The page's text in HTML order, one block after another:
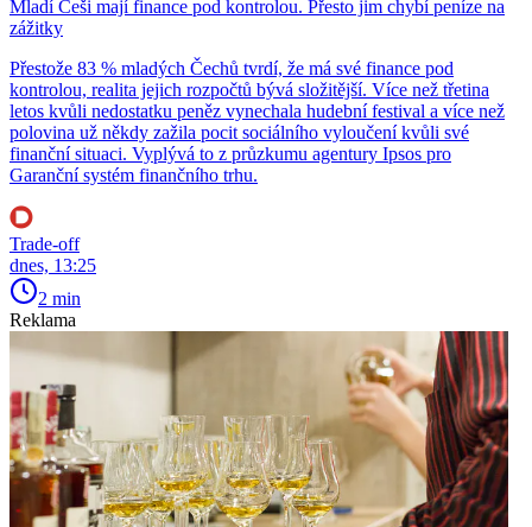
Mladí Češi mají finance pod kontrolou. Přesto jim chybí peníze na
zážitky
Přestože 83 % mladých Čechů tvrdí, že má své finance pod
kontrolou, realita jejich rozpočtů bývá složitější. Více než třetina
letos kvůli nedostatku peněz vynechala hudební festival a více než
polovina už někdy zažila pocit sociálního vyloučení kvůli své
finanční situaci. Vyplývá to z průzkumu agentury Ipsos pro
Garanční systém finančního trhu.
Trade-off
dnes, 13:25
2 min
Reklama